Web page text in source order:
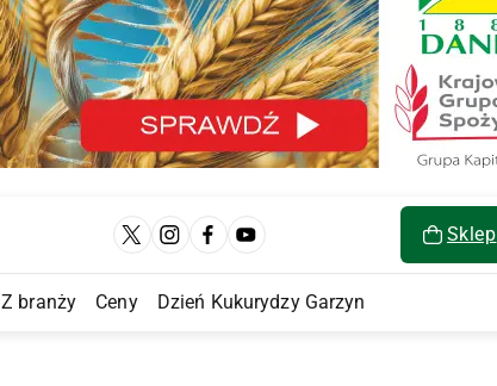
Sklep
Z branży Ceny Dzień Kukurydzy Garzyn